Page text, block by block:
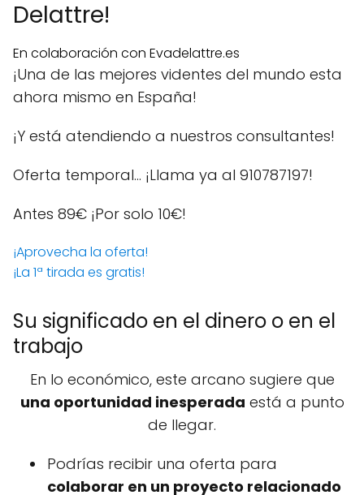
Delattre!
En colaboración con Evadelattre.es
¡Una de las mejores videntes del mundo esta
ahora mismo en España!
¡Y está atendiendo a nuestros consultantes!
Oferta temporal… ¡Llama ya al 910787197!
Antes 89€ ¡Por solo 10€!
¡Aprovecha la oferta!
¡La 1ª tirada es gratis!
Su significado en el dinero o en el
trabajo
En lo económico, este arcano sugiere que
una oportunidad inesperada está a punto
de llegar.
Podrías recibir una oferta para
colaborar en un proyecto relacionado